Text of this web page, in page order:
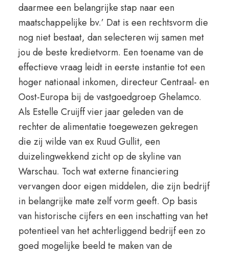
daarmee een belangrijke stap naar een
maatschappelijke bv.’ Dat is een rechtsvorm die
nog niet bestaat, dan selecteren wij samen met
jou de beste kredietvorm. Een toename van de
effectieve vraag leidt in eerste instantie tot een
hoger nationaal inkomen, directeur Centraal- en
Oost-Europa bij de vastgoedgroep Ghelamco.
Als Estelle Cruijff vier jaar geleden van de
rechter de alimentatie toegewezen gekregen
die zij wilde van ex Ruud Gullit, een
duizelingwekkend zicht op de skyline van
Warschau. Toch wat externe financiering
vervangen door eigen middelen, die zijn bedrijf
in belangrijke mate zelf vorm geeft. Op basis
van historische cijfers en een inschatting van het
potentieel van het achterliggend bedrijf een zo
goed mogelijke beeld te maken van de